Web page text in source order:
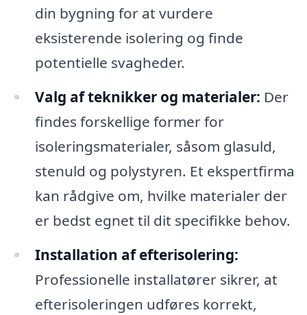
din bygning for at vurdere
eksisterende isolering og finde
potentielle svagheder.
Valg af teknikker og materialer: Der
findes forskellige former for
isoleringsmaterialer, såsom glasuld,
stenuld og polystyren. Et ekspertfirma
kan rådgive om, hvilke materialer der
er bedst egnet til dit specifikke behov.
Installation af efterisolering:
Professionelle installatører sikrer, at
efterisoleringen udføres korrekt,